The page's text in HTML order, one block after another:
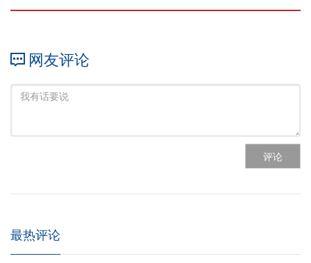
网友评论
评论
最热评论